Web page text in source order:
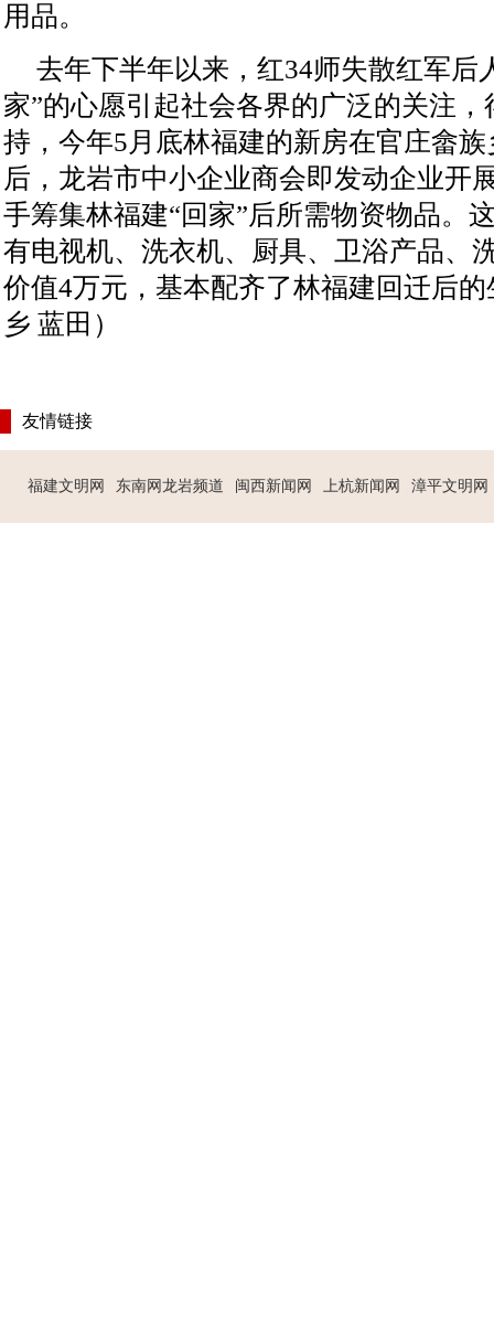
用品。
去年下半年以来，红34师失散红军后
家”的心愿引起社会各界的广泛的关注
持，今年5月底林福建的新房在官庄畲
后，龙岩市中小企业商会即发动企业开
手筹集林福建“回家”后所需物资物品。
有电视机、洗衣机、厨具、卫浴产品、
价值4万元，基本配齐了林福建回迁后
乡 蓝田）
友情链接
福建文明网 东南网龙岩频道 闽西新闻网 上杭新闻网 漳平文明网